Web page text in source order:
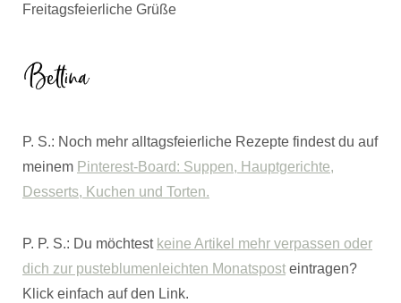
Freitagsfeierliche Grüße
P. S.: Noch mehr alltagsfeierliche Rezepte findest du auf
meinem Pinterest-Board: Suppen, Hauptgerichte,
Desserts, Kuchen und Torten.
P. P. S.: Du möchtest keine Artikel mehr verpassen oder
dich zur pusteblumenleichten Monatspost eintragen?
Klick einfach auf den Link.